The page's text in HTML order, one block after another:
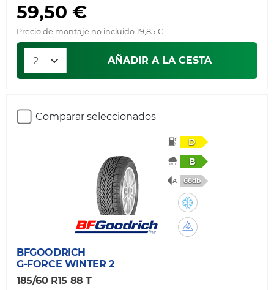
59,50 €
Precio de montaje no incluido 19,85 €
AÑADIR A LA CESTA
Comparar seleccionados
D
B
68db
BFGOODRICH
G-FORCE WINTER 2
185/60 R15 88 T